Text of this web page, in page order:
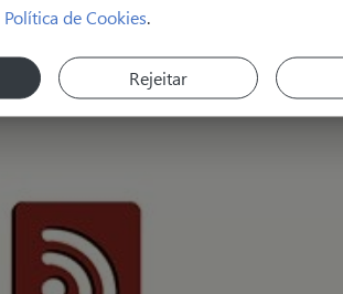
Política de Cookies.
Rejeitar